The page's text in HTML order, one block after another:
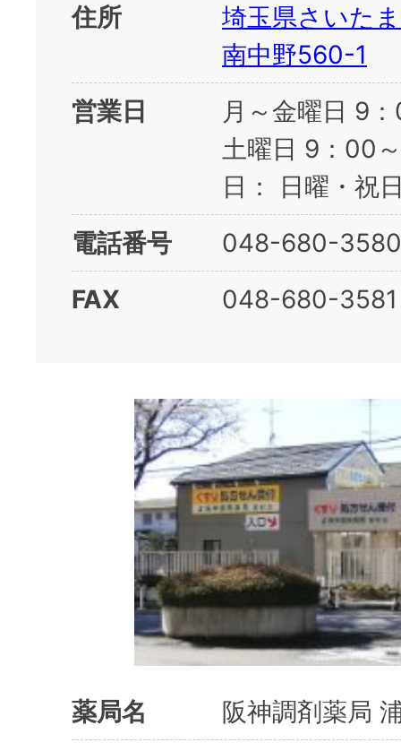
住所
埼玉県さいた
南中野560-1
営業日
月～金曜日 9
土曜日 9：00
日： 日曜・祝
電話番号
048-680-3580
FAX
048-680-3581
薬局名
阪神調剤薬局